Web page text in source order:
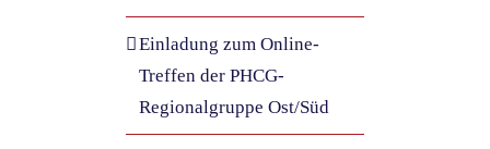
Einladung zum Online-
Treffen der PHCG-
Regionalgruppe Ost/Süd